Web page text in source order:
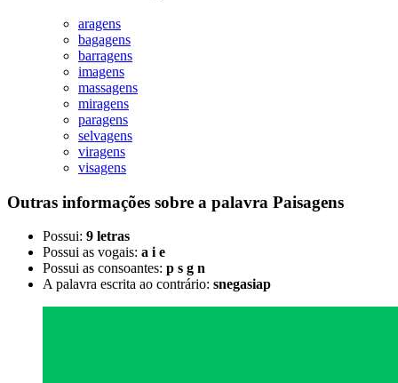
aragens
bagagens
barragens
imagens
massagens
miragens
paragens
selvagens
viragens
visagens
Outras informações sobre a palavra Paisagens
Possui: 9 letras
Possui as vogais: a i e
Possui as consoantes: p s g n
A palavra escrita ao contrário: snegasiap